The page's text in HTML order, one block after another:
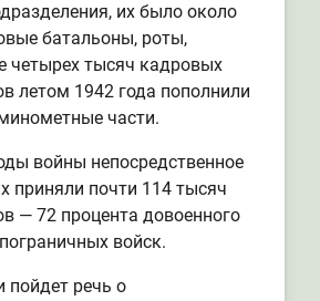
их было около
батальоны, роты,
четырех тысяч кадровых
летом 1942 года пополнили
части.
войны непосредственное
приняли почти 114 тысяч
— 72 процента довоенного
войск.
пойдет речь о